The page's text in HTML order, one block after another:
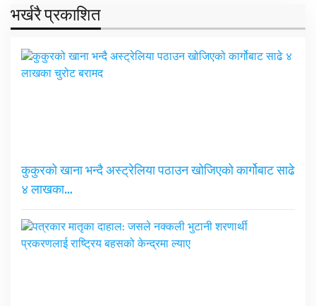
भर्खरै प्रकाशित
कुकुरको खाना भन्दै अस्ट्रेलिया पठाउन खोजिएको कार्गोबाट साढे
४ लाखका…